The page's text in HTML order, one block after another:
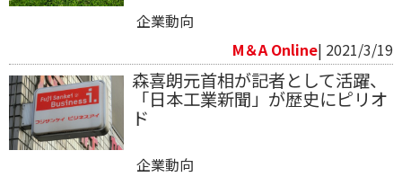
企業動向
M＆A Online| 2021/3/19
森喜朗元首相が記者として活躍、
「日本工業新聞」が歴史にピリオ
ド
企業動向